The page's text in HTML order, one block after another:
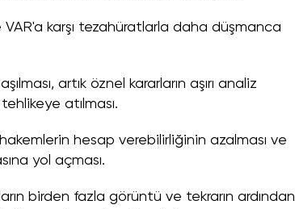
VAR'a karşı tezahüratlarla daha düşmanca
artık öznel kararların aşırı analiz
atılması.
hesap verebilirliğinin azalması ve
yol açması.
birden fazla görüntü ve tekrarın ardından